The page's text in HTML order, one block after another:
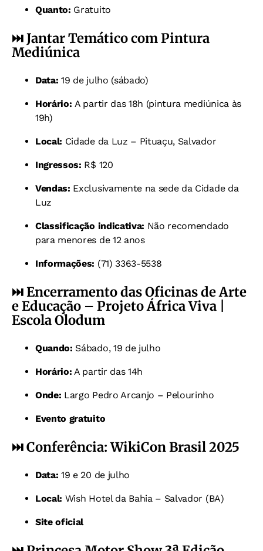
Quanto: Gratuito
⏭️Jantar Temático com Pintura
Mediúnica
Data: 19 de julho (sábado)
Horário: A partir das 18h (pintura mediúnica às
19h)
Local: Cidade da Luz – Pituaçu, Salvador
Ingressos: R$ 120
Vendas: Exclusivamente na sede da Cidade da
Luz
Classificação indicativa: Não recomendado
para menores de 12 anos
Informações: (71) 3363-5538
⏭️Encerramento das Oficinas de Arte
e Educação – Projeto África Viva |
Escola Olodum
Quando: Sábado, 19 de julho
Horário: A partir das 14h
Onde: Largo Pedro Arcanjo – Pelourinho
Evento gratuito
⏭️Conferência: WikiCon Brasil 2025
Data:19 e 20 de julho
Local: Wish Hotel da Bahia – Salvador (BA)
Site oficial